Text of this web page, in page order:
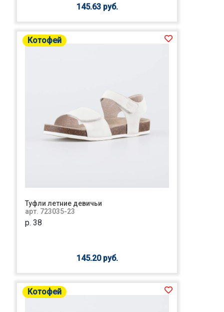
145.63 руб.
Котофей
Туфли летние девичьи
арт. 723035-23
р. 38
145.20 руб.
Котофей